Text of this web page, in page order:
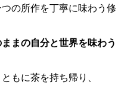
の所作を丁寧に味わう修
まの自分と世界を味わう
もに茶を持ち帰り、